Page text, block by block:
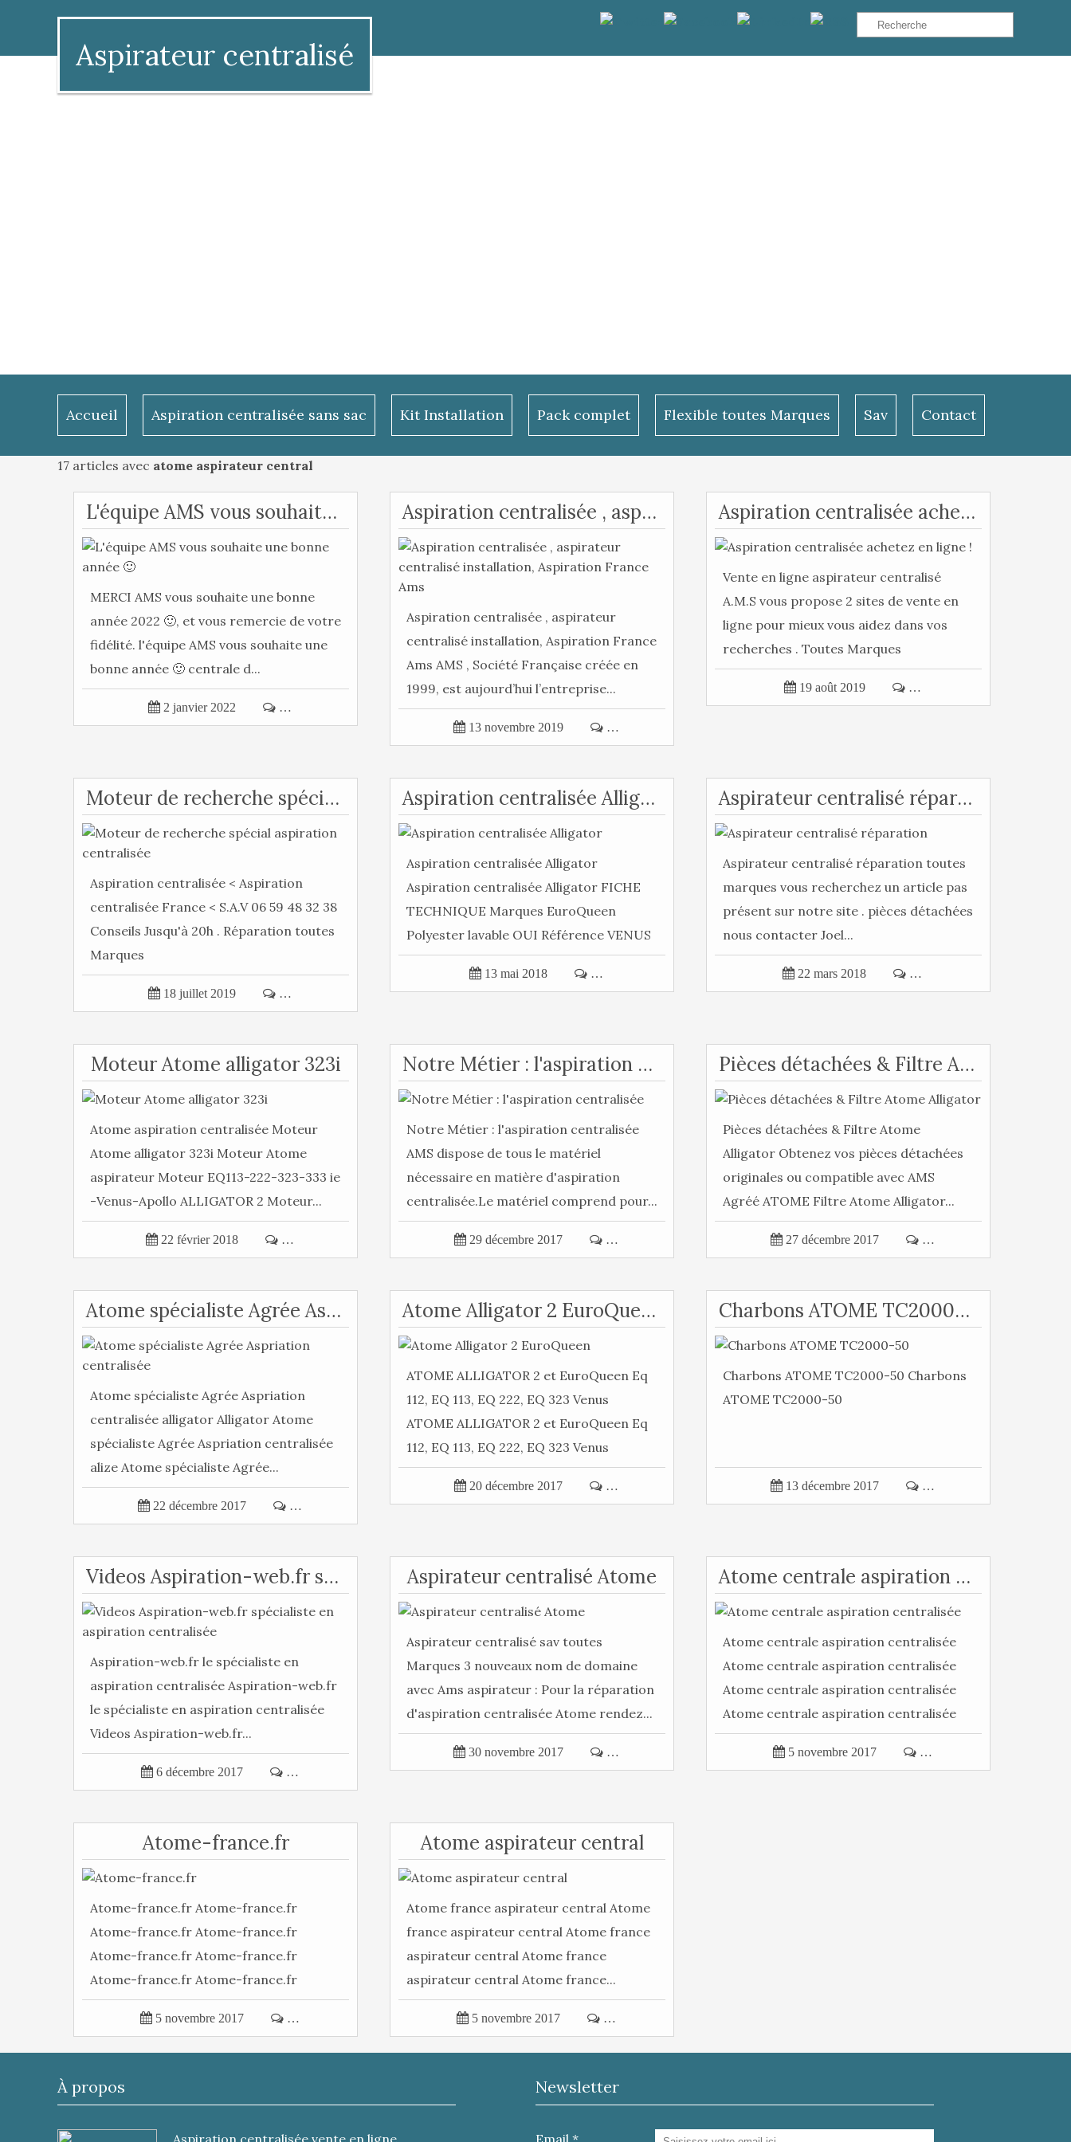
Aspirateur centralisé
Accueil Aspiration centralisée sans sac Kit Installation Pack complet Flexible toutes Marques Sav Contact
17 articles avec atome aspirateur central
L'équipe AMS vous souhaite une bonne année 🙂
MERCI AMS vous souhaite une bonne
année 2022 🙂, et vous remercie de votre
fidélité. l'équipe AMS vous souhaite une
bonne année 🙂 centrale d...
 2 janvier 2022  …
Aspiration centralisée , aspirateur centralisé installation, Aspiration France Ams
Aspiration centralisée , aspirateur
centralisé installation, Aspiration France
Ams AMS , Société Française créée en
1999, est aujourd’hui l’entreprise...
 13 novembre 2019  …
Aspiration centralisée achetez en ligne !
Vente en ligne aspirateur centralisé
A.M.S vous propose 2 sites de vente en
ligne pour mieux vous aidez dans vos
recherches . Toutes Marques
Aspiration...
 19 août 2019  …
Moteur de recherche spécial aspiration centralisée
Aspiration centralisée < Aspiration
centralisée France < S.A.V 06 59 48 32 38
Conseils Jusqu'à 20h . Réparation toutes
Marques
 18 juillet 2019  …
Aspiration centralisée Alligator
Aspiration centralisée Alligator
Aspiration centralisée Alligator FICHE
TECHNIQUE Marques EuroQueen
Polyester lavable OUI Référence VENUS
58.6db...
 13 mai 2018  …
Aspirateur centralisé réparation
Aspirateur centralisé réparation toutes
marques vous recherchez un article pas
présent sur notre site . pièces détachées
nous contacter Joel...
 22 mars 2018  …
Moteur Atome alligator 323i
Atome aspiration centralisée Moteur
Atome alligator 323i Moteur Atome
aspirateur Moteur EQ113-222-323-333 ie
-Venus-Apollo ALLIGATOR 2 Moteur...
 22 février 2018  …
Notre Métier : l'aspiration centralisée
Notre Métier : l'aspiration centralisée
AMS dispose de tous le matériel
nécessaire en matière d'aspiration
centralisée.Le matériel comprend pour...
 29 décembre 2017  …
Pièces détachées & Filtre Atome Alligator
Pièces détachées & Filtre Atome
Alligator Obtenez vos pièces détachées
originales ou compatible avec AMS
Agréé ATOME Filtre Atome Alligator...
 27 décembre 2017  …
Atome spécialiste Agrée Aspriation centralisée
Atome spécialiste Agrée Aspriation
centralisée alligator Alligator Atome
spécialiste Agrée Aspriation centralisée
alize Atome spécialiste Agrée...
 22 décembre 2017  …
Atome Alligator 2 EuroQueen
ATOME ALLIGATOR 2 et EuroQueen Eq
112, EQ 113, EQ 222, EQ 323 Venus
ATOME ALLIGATOR 2 et EuroQueen Eq
112, EQ 113, EQ 222, EQ 323 Venus
moteur...
 20 décembre 2017  …
Charbons ATOME TC2000-50
Charbons ATOME TC2000-50 Charbons
ATOME TC2000-50
 13 décembre 2017  …
Videos Aspiration-web.fr spécialiste en aspiration centralisée
Aspiration-web.fr le spécialiste en
aspiration centralisée Aspiration-web.fr
le spécialiste en aspiration centralisée
Videos Aspiration-web.fr...
 6 décembre 2017  …
Aspirateur centralisé Atome
Aspirateur centralisé sav toutes
Marques 3 nouveaux nom de domaine
avec Ams aspirateur : Pour la réparation
d'aspiration centralisée Atome rendez...
 30 novembre 2017  …
Atome centrale aspiration centralisée
Atome centrale aspiration centralisée
Atome centrale aspiration centralisée
Atome centrale aspiration centralisée
Atome centrale aspiration centralisée
Atome...
 5 novembre 2017  …
Atome-france.fr
Atome-france.fr Atome-france.fr
Atome-france.fr Atome-france.fr
Atome-france.fr Atome-france.fr
Atome-france.fr Atome-france.fr
Atome-france...
 5 novembre 2017  …
Atome aspirateur central
Atome france aspirateur central Atome
france aspirateur central Atome france
aspirateur central Atome france
aspirateur central Atome france...
 5 novembre 2017  …
À propos
Aspiration centralisée vente en ligne
Newsletter
Email